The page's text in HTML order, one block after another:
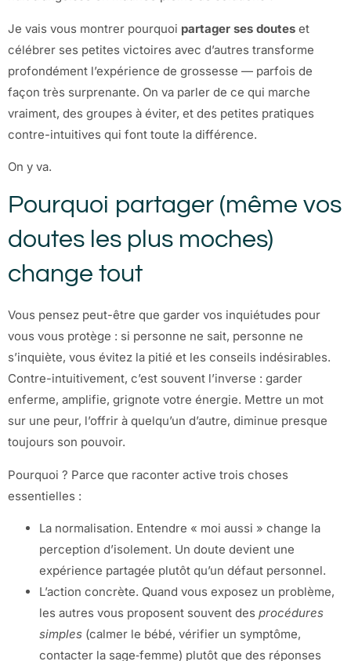
Je vais vous montrer pourquoi partager ses doutes et
célébrer ses petites victoires avec d’autres transforme
profondément l’expérience de grossesse — parfois de
façon très surprenante. On va parler de ce qui marche
vraiment, des groupes à éviter, et des petites pratiques
contre-intuitives qui font toute la différence.
On y va.
Pourquoi partager (même vos
doutes les plus moches)
change tout
Vous pensez peut-être que garder vos inquiétudes pour
vous vous protège : si personne ne sait, personne ne
s’inquiète, vous évitez la pitié et les conseils indésirables.
Contre-intuitivement, c’est souvent l’inverse : garder
enferme, amplifie, grignote votre énergie. Mettre un mot
sur une peur, l’offrir à quelqu’un d’autre, diminue presque
toujours son pouvoir.
Pourquoi ? Parce que raconter active trois choses
essentielles :
La normalisation. Entendre « moi aussi » change la
perception d’isolement. Un doute devient une
expérience partagée plutôt qu’un défaut personnel.
L’action concrète. Quand vous exposez un problème,
les autres vous proposent souvent des procédures
simples (calmer le bébé, vérifier un symptôme,
contacter la sage‑femme) plutôt que des réponses